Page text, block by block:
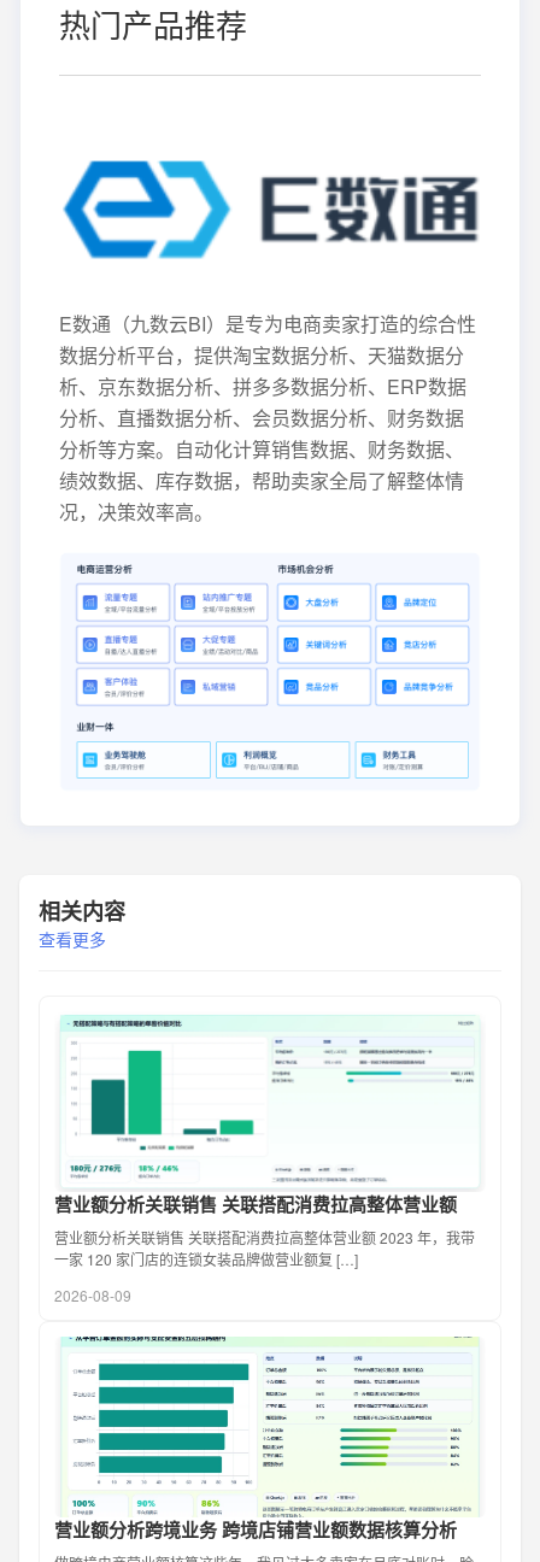
热门产品推荐
E数通（九数云BI）是专为电商卖家打造的综合性
数据分析平台，提供淘宝数据分析、天猫数据分
析、京东数据分析、拼多多数据分析、ERP数据
分析、直播数据分析、会员数据分析、财务数据
分析等方案。自动化计算销售数据、财务数据、
绩效数据、库存数据，帮助卖家全局了解整体情
况，决策效率高。
相关内容
查看更多
营业额分析关联销售 关联搭配消费拉高整体营业额
营业额分析关联销售 关联搭配消费拉高整体营业额 2023 年，我带
一家 120 家门店的连锁女装品牌做营业额复 […]
2026-08-09
营业额分析跨境业务 跨境店铺营业额数据核算分析